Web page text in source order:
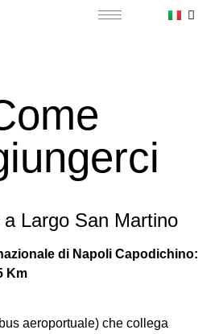
Largo San Martino
di Napoli Capodichino:
Km
aeroportuale) che collega